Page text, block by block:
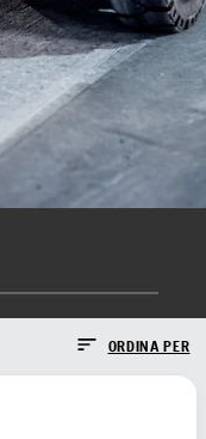
ORDINA PER